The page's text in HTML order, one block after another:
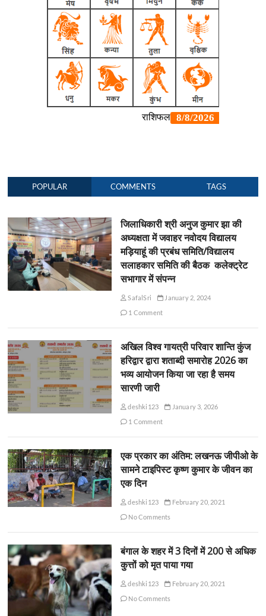
POPULAR COMMENTS TAGS
जिलाधिकारी श्री अनुज कुमार झा की
अध्यक्षता में जवाहर नवोदय विद्यालय
मड़ियाहूं की प्रबंध समिति/विद्यालय
सलाहकार समिति की बैठक कलेक्ट्रेट
सभागार में संपन्न
SafalSri
January 2, 2024
1 Comment
अखिल विश्व गायत्री परिवार शान्ति कुंज
हरिद्वार द्वारा शताब्दी समारोह 2026 का
भव्य आयोजन किया जा रहा है समय
सारणी जारी
deshki123
January 3, 2026
1 Comment
एक प्रकार का अंतिम: लखनऊ जीपीओ के
सामने टाइपिस्ट कृष्ण कुमार के जीवन का
एक दिन
deshki123
February 20, 2021
No Comments
बंगाल के शहर में 3 दिनों में 200 से अधिक
कुत्तों को मृत पाया गया
deshki123
February 20, 2021
No Comments